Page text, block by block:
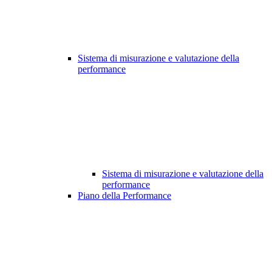
Sistema di misurazione e valutazione della
performance
Sistema di misurazione e valutazione della
performance
Piano della Performance